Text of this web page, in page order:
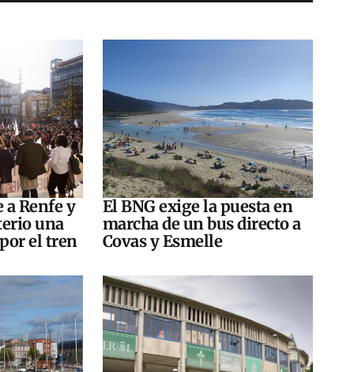
Renfe y
una
el tren
El BNG exige la puesta en
marcha de un bus directo a
Covas y Esmelle